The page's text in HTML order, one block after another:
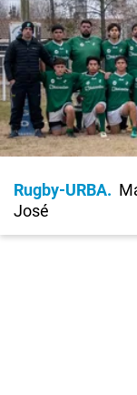
Rugby-URBA
José